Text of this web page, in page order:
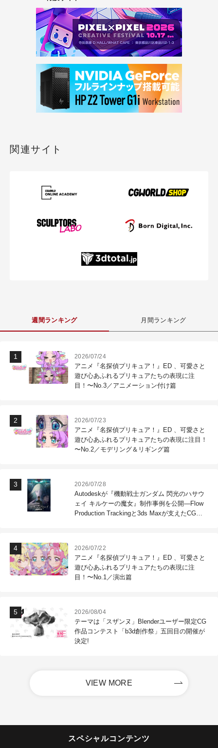
関連サイト
週間ランキング 月間ランキング
2026/07/24
アニメ『名探偵プリキュア！』ED 、可愛さと
遊び心あふれるプリキュアたちの表現に注
目！〜No.3／アニメーション付け篇
2026/07/23
アニメ『名探偵プリキュア！』ED 、可愛さと
遊び心あふれるプリキュアたちの表現に注目！
〜No.2／モデリング＆リギング篇
2026/07/28
Autodeskが『機動戦士ガンダム 閃光のハサウ
ェイ キルケーの魔女』制作事例を公開―Flow
Production Trackingと3ds Maxが支えたCG制
2026/07/22
アニメ『名探偵プリキュア！』ED 、可愛さと
遊び心あふれるプリキュアたちの表現に注
目！〜No.1／演出篇
2026/08/04
テーマは「スザンヌ」Blenderユーザー限定CG
作品コンテスト「b3d創作祭」五回目の開催が
決定!
VIEW MORE
スペシャルコンテンツ